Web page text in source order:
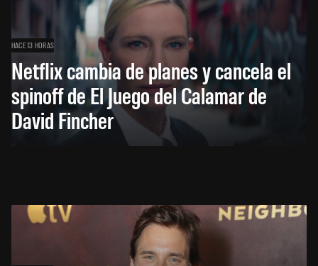
HACE 13 HORAS
Netflix cambia de planes y cancela el
spinoff de El Juego del Calamar de
David Fincher